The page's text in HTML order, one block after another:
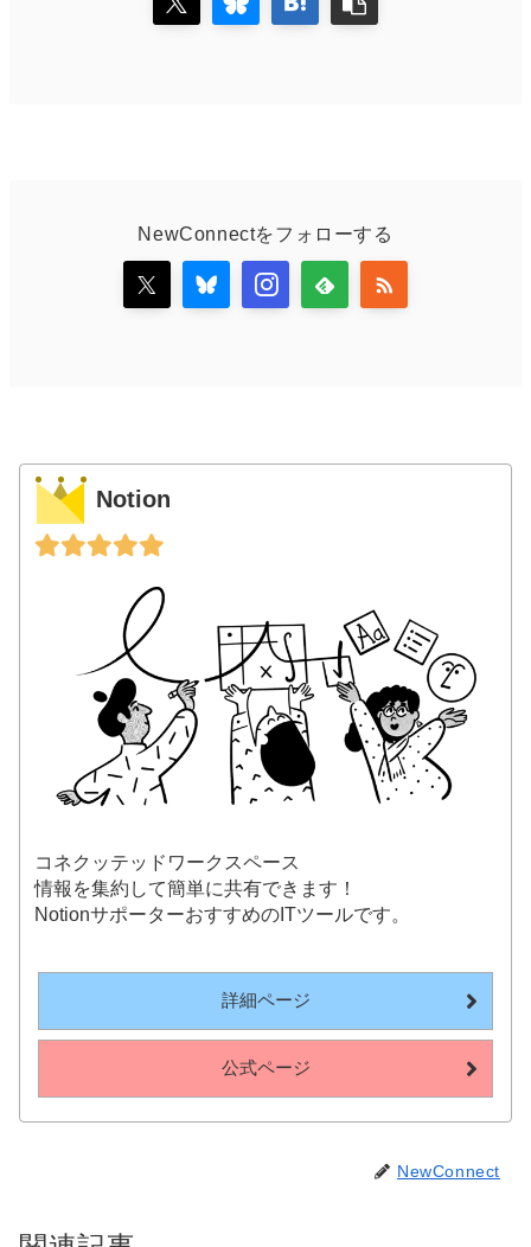
NewConnectをフォローする
Notion
コネクッテッドワークスペース
情報を集約して簡単に共有できます！
NotionサポーターおすすめのITツールです。
詳細ページ
公式ページ
NewConnect